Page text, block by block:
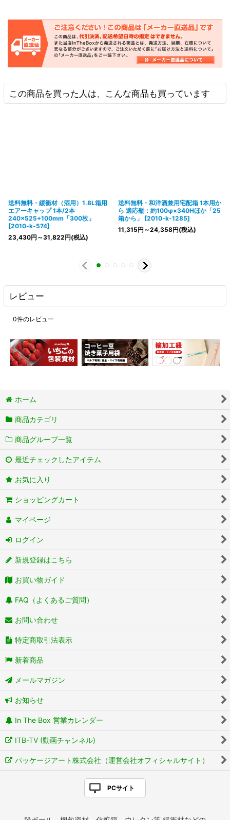
この商品を買った人は、こんな商品も買っています
送料無料・緩衝材（酒用）1.8L箱用
エアーキャップ 1本/2本
240×525+100mm「300枚」
[2010-k-574]
23,430円 ～31,822円(税込)
送料無料・和洋酒兼用宅配箱 1本用か
ら 適応瓶：約100φ×340Hほか「25
箱から」
[2010-k-1285]
11,315円 ～24,358円(税込)
レビュー
0件のレビュー
ホーム
商品カテゴリ
商品グループ一覧
最近チェックしたアイテム
お気に入り
ショッピングカート
マイページ
ログイン
新規登録はこちら
お買い物ガイド
FAQ（よくあるご質問）
お問い合わせ
特定商取引法表示
新着商品
メールマガジン
お知らせ
In The Box 営業カレンダー
ITB-TV (動画チャンネル)
パッケージアート株式会社（運営会社オフィシャルサイト）
PCサイト